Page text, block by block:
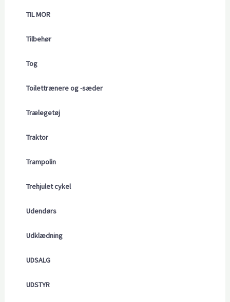
TIL MOR
Tilbehør
Tog
Toilettrænere og -sæder
Trælegetøj
Traktor
Trampolin
Trehjulet cykel
Udendørs
Udklædning
UDSALG
UDSTYR